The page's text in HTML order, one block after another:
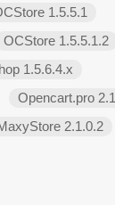
1.5.5.1
OCStore 1.5.5.1.2
1.5.6.4.х
Opencart.pro 2.1
2.1.0.2